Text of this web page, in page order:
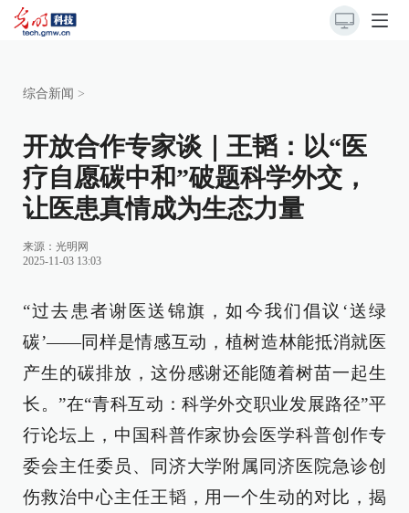
综合新闻 >
开放合作专家谈｜王韬：以“医
疗自愿碳中和”破题科学外交，
让医患真情成为生态力量
来源： 光明网
2025-11-03 13:03
“过去患者谢医送锦旗，如今我们倡议‘送绿
碳’——同样是情感互动，植树造林能抵消就医
产生的碳排放，这份感谢还能随着树苗一起生
长。”在“青科互动：科学外交职业发展路径”平
行论坛上，中国科普作家协会医学科普创作专
委会主任委员、同济大学附属同济医院急诊创
伤救治中心主任王韬，用一个生动的对比，揭